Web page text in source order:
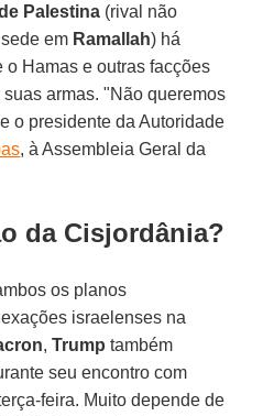
Palestina (rival não
em Ramallah) há
o Hamas e outras facções
armas. "Não queremos
o presidente da Autoridade
, à Assembleia Geral da
da Cisjordânia?
os planos
israelenses na
,Trump também
seu encontro com
feira. Muito depende de